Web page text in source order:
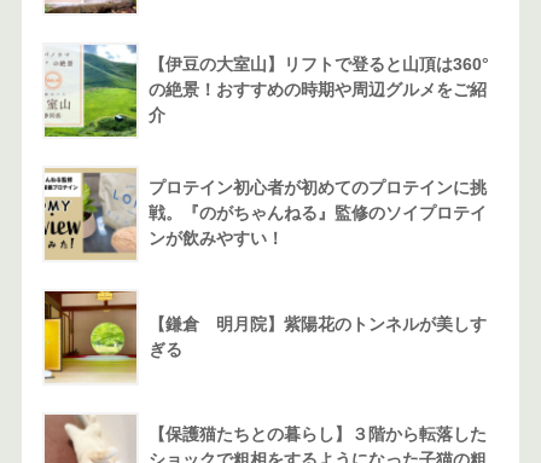
【伊豆の大室山】リフトで登ると山頂は360°
の絶景！おすすめの時期や周辺グルメをご紹
介
プロテイン初心者が初めてのプロテインに挑
戦。『のがちゃんねる』監修のソイプロテイ
ンが飲みやすい！
【鎌倉 明月院】紫陽花のトンネルが美しす
ぎる
【保護猫たちとの暮らし】３階から転落した